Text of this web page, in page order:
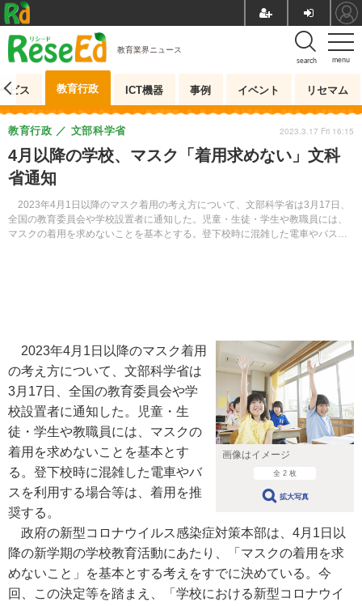
menu
search
教育業界ニュース
ビス 教育行政 ICT機器 事例 イベント リセマム
4月以降の学校、マスク「着用求めない」文科
省通知
2023年4月1日以降のマスク着用の考え方について、文部科学省は3月17日、
全国の教育委員会や学校設置者に通知した。児童・生徒・学生や教職員には、
マスクの着用を求めないことを基本とする。登下校時に混雑した電車やバスを
教育行政 文部科学省 2023.3.17 Fri 16:15
画像はイメージ
全 2 枚
拡大写真
2023年4月1日以降のマスク着用
の考え方について、文部科学省は
3月17日、全国の教育委員会や学
校設置者に通知した。児童・生
徒・学生や教職員には、マスクの
着用を求めないことを基本とす
る。登下校時に混雑した電車やバ
スを利用する場合等は、着用を推
奨する。
政府の新型コロナウイルス感染症対策本部は、4月1日以
降の新学期の学校教育活動にあたり、「マスクの着用を求
めないこと」を基本とする考えをすでに決めている。今
回、この決定等を踏まえ、「学校における新型コロナウイ